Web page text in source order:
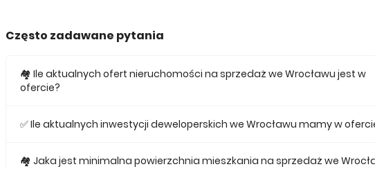
Często zadawane pytania
🏘️ Ile aktualnych ofert nieruchomości na sprzedaż we Wrocławu jest w
ofercie?
✅ Ile aktualnych inwestycji deweloperskich we Wrocławu mamy w
🏘 Jaka jest minimalna powierzchnia mieszkania na sprzedaż we